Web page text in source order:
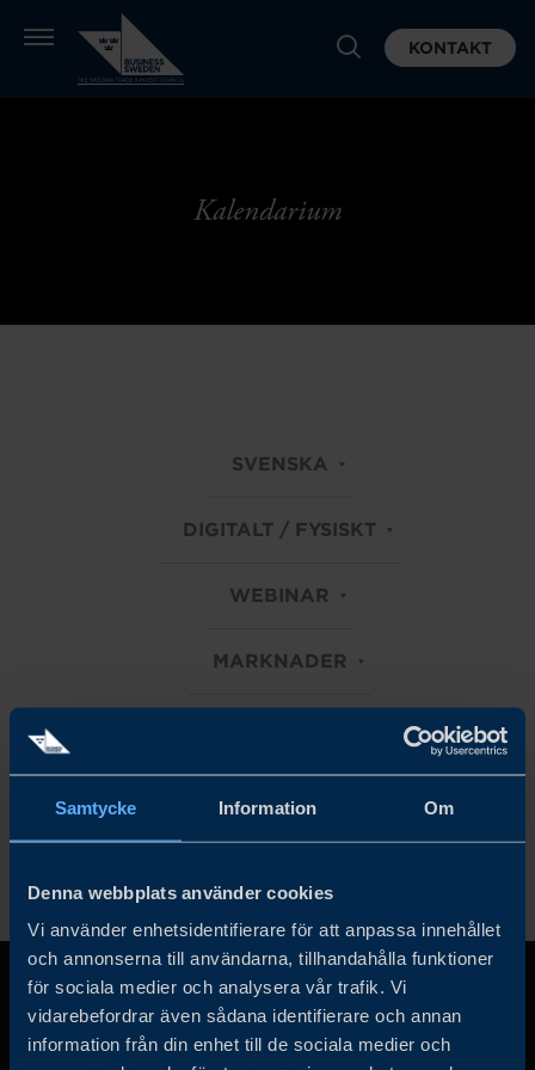
Samtycke Information Om
Denna webbplats använder cookies
Vi använder enhetsidentifierare för att anpassa innehållet
och annonserna till användarna, tillhandahålla funktioner
för sociala medier och analysera vår trafik. Vi
vidarebefordrar även sådana identifierare och annan
information från din enhet till de sociala medier och
KONTAKT
Kalendarium
SVENSKA
DIGITALT / FYSISKT
WEBINAR
MARKNADER
Rensa alla filter